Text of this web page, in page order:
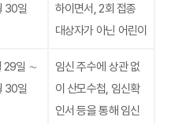
30일
하이면서, 2회 접종
대상자가 아닌 어린이
29일 ∼
30일
임신 주수에 상관 없
이 산모수첩, 임신확
인서 등을 통해 임신